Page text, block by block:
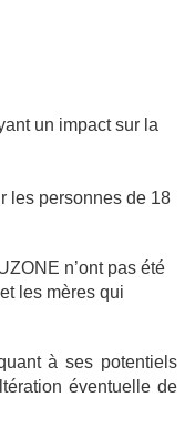
un impact sur la
les personnes de 18
n’ont pas été
les mères qui
à ses potentiels
éventuelle de